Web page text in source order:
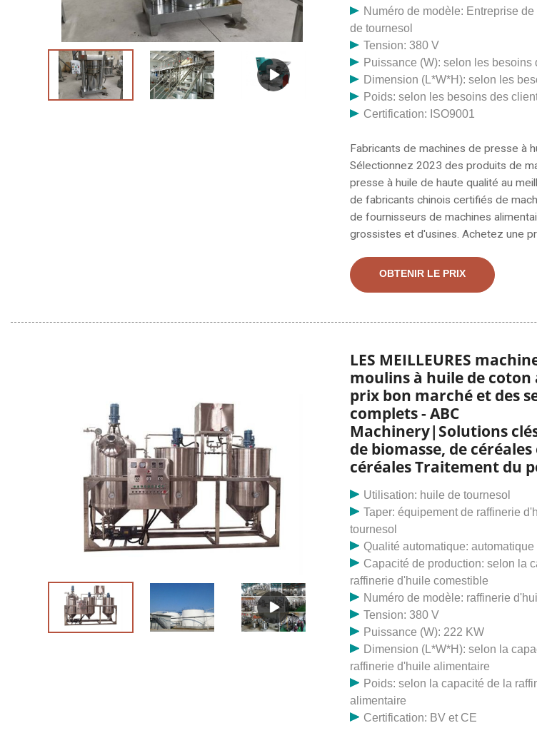
Numéro de modèle: Entreprise
de tournesol
Tension: 380 V
Puissance (W): selon les besoins
Dimension (L*W*H): selon les
Poids: selon les besoins des
Certification: ISO9001
Fabricants de machines de presse à
Sélectionnez 2023 des produits de
presse à huile de haute qualité au
de fabricants chinois certifiés de
de fournisseurs de machines
grossistes et d'usines. Achetez une
auprès d'une machine de stérilisation
déshydratation par micro-ondes,
ligne. Accueil>Produits>Machine à
OBTENIR LE PRIX
LES MEILLEURES
moulins à huile de coton
prix bon marché et des
complets - ABC
Machinery|Solutions
de biomasse, de céréales
céréales Traitement du
Utilisation: huile de tournesol
Taper: équipement de raffinerie
tournesol
Qualité automatique: automatique
Capacité de production: selon la
raffinerie d'huile comestible
Numéro de modèle: raffinerie
Tension: 380 V
Puissance (W): 222 KW
Dimension (L*W*H): selon la
raffinerie d'huile alimentaire
Poids: selon la capacité de la
alimentaire
Certification: BV et CE